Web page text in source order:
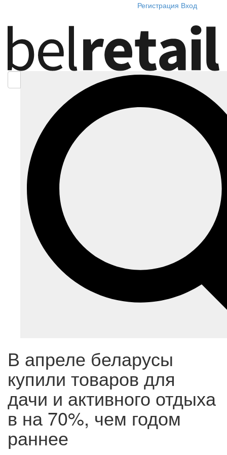
Регистрация Вход
В апреле беларусы
купили товаров для
дачи и активного отдыха
в на 70%, чем годом
раннее